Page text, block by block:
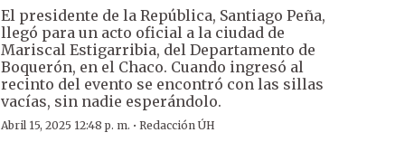
El presidente de la República, Santiago Peña,
llegó para un acto oficial a la ciudad de
Mariscal Estigarribia, del Departamento de
Boquerón, en el Chaco. Cuando ingresó al
recinto del evento se encontró con las sillas
vacías, sin nadie esperándolo.
Abril 15, 2025 12:48 p. m. · Redacción ÚH